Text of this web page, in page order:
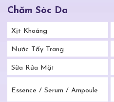
Chăm Sóc Da
Xịt Khoáng
Nước Tẩy Trang
Sữa Rửa Mặt
Essence / Serum / Ampoule